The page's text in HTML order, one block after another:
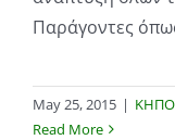
Παράγοντες
May 25, 2015 |
Read More